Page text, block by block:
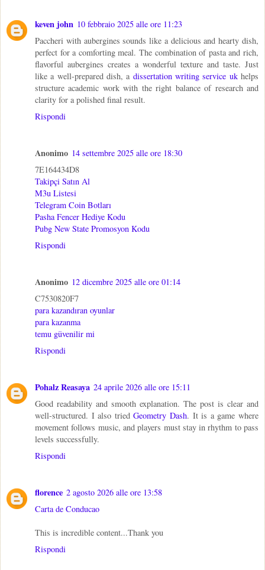
keven john 10 febbraio 2025 alle ore 11:23
Paccheri with aubergines sounds like a delicious and hearty dish,
perfect for a comforting meal. The combination of pasta and rich,
flavorful aubergines creates a wonderful texture and taste. Just
like a well-prepared dish, a dissertation writing service ukhelps
structure academic work with the right balance of research and
clarity for a polished final result.
Rispondi
Anonimo 14 settembre 2025 alle ore 18:30
7E164434D8
Takipçi Satın Al
M3u Listesi
Telegram Coin Botları
Pasha Fencer Hediye Kodu
Pubg New State Promosyon Kodu
Rispondi
Anonimo 12 dicembre 2025 alle ore 01:14
C7530820F7
para kazandıran oyunlar
para kazanma
temu güvenilir mi
Rispondi
Pohalz Reasaya 24 aprile 2026 alle ore 15:11
Good readability and smooth explanation. The post is clear and
well-structured. I also triedGeometry Dash. It is a game where
movement follows music, and players must stay in rhythm to pass
levels successfully.
Rispondi
florence 2 agosto 2026 alle ore 13:58
Carta de Conducao
This is incredible content...Thank you
Rispondi